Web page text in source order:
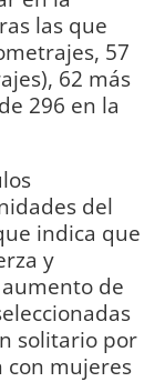
las que
57
62 más
296 en la
del
indica que
y
de
solitario por
con mujeres